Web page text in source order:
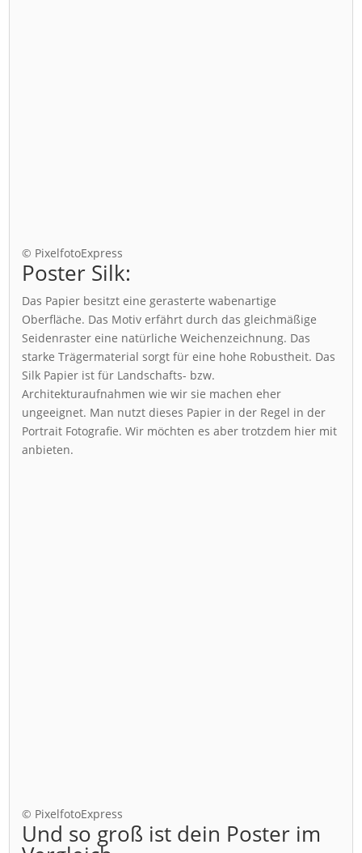
© PixelfotoExpress
Poster Silk:
Das Papier besitzt eine gerasterte wabenartige
Oberfläche. Das Motiv erfährt durch das gleichmäßige
Seidenraster eine natürliche Weichenzeichnung. Das
starke Trägermaterial sorgt für eine hohe Robustheit. Das
Silk Papier ist für Landschafts- bzw.
Architekturaufnahmen wie wir sie machen eher
ungeeignet. Man nutzt dieses Papier in der Regel in der
Portrait Fotografie. Wir möchten es aber trotzdem hier mit
anbieten.
© PixelfotoExpress
Und so groß ist dein Poster im